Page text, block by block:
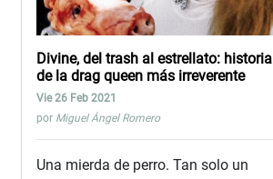
Divine, del trash al estrellato: historia
de la drag queen más irreverente
Vie 26 Feb 2021
por Miguel Ángel Romero
Una mierda de perro. Tan solo un